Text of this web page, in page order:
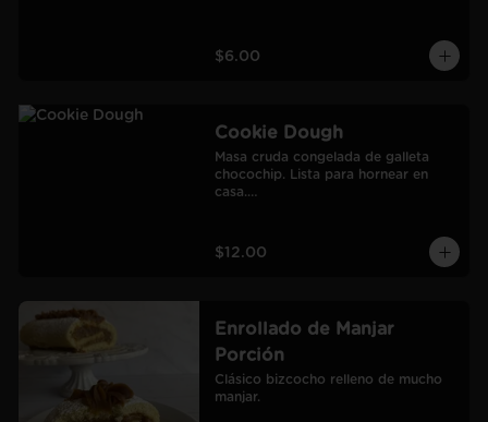
$6.00
Cookie Dough
Masa cruda congelada de galleta
chocochip. Lista para hornear en
casa.
60 galletas pequeñas.
$12.00
Enrollado de Manjar
Porción
Clásico bizcocho relleno de mucho
manjar.